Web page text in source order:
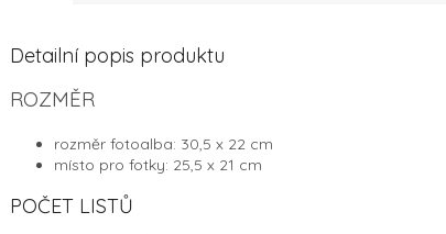
Detailní popis produktu
ROZMĚR
rozměr fotoalba: 30,5 x 22 cm
místo pro fotky: 25,5 x 21 cm
POČET LISTŮ